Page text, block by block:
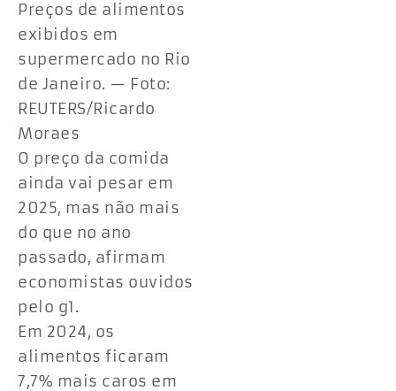
Preços de alimentos
exibidos em
supermercado no Rio
de Janeiro. — Foto:
REUTERS/Ricardo
Moraes
O preço da comida
ainda vai pesar em
2025, mas não mais
do que no ano
passado, afirmam
economistas ouvidos
pelo g1.
Em 2024, os
alimentos ficaram
7,7% mais caros em